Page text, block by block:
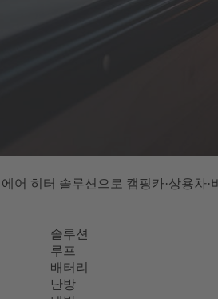
에어 히터 솔루션으로 캠핑카·상용
솔루션
루프
배터리
난방